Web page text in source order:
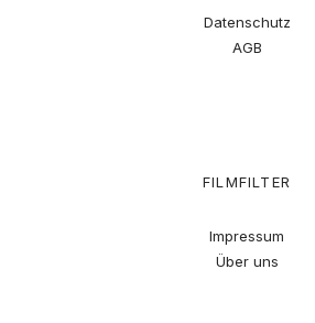
Datenschutz
AGB
FILMFILTER
Impressum
Über uns